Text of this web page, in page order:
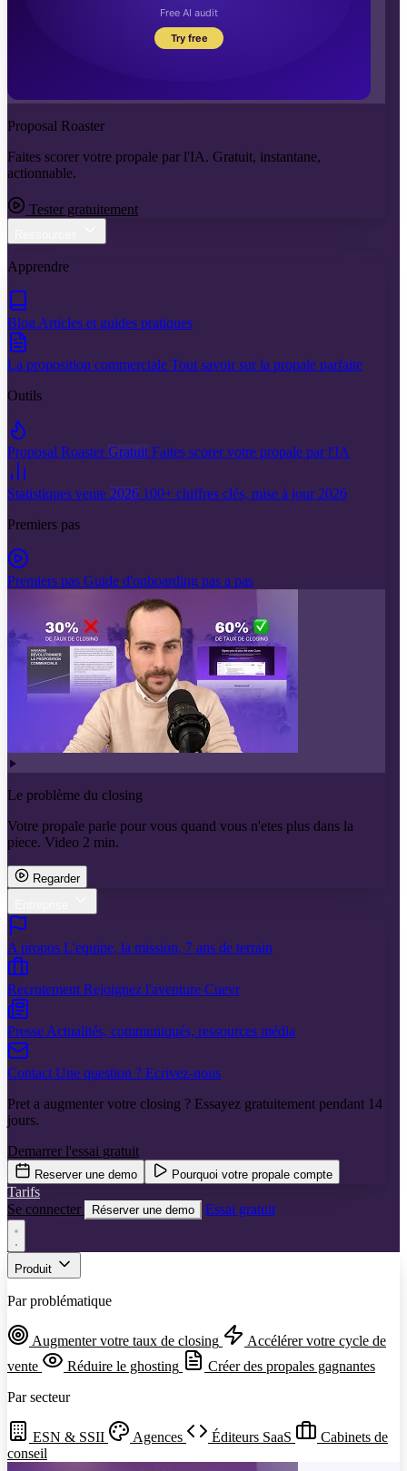
Proposal Roaster
Faites scorer votre propale par l'IA. Gratuit, instantane,
actionnable.
Tester gratuitement
Apprendre
Blog Articles et guides pratiques
La proposition commerciale Tout savoir sur la propale parfaite
Outils
Proposal RoasterGratuit Faites scorer votre propale par l'IA
Statistiques vente 2026 100+ chiffres clés, mise à jour 2026
Premiers pas
Premiers pas Guide d'onboarding pas a pas
Le problème du closing
Votre propale parle pour vous quand vous n'etes plus dans la
piece. Video 2 min.
Regarder
A propos L'equipe, la mission, 7 ans de terrain
Recrutement Rejoignez l'aventure Cuevr
Presse Actualités, communiqués, ressources média
Contact Une question ? Ecrivez-nous
Pret a augmenter votre closing ? Essayez gratuitement pendant 14
jours.
Demarrer l'essai gratuit
Reserver une demo Pourquoi votre propale compte
Tarifs
Se connecter
Réserver une demo Essai gratuit
Produit
Par problématique
Augmenter votre taux de closing
Accélérer votre cycle de
vente
Réduire le ghosting
Créer des propales gagnantes
Par secteur
ESN & SSII Agences Éditeurs SaaS
Cabinets de
conseil